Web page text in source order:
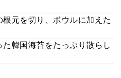
元を切り、ボウルに加えた
韓国海苔をたっぷり散らし